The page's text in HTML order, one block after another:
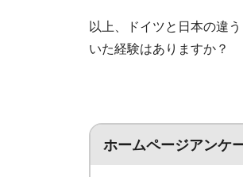
以上、ドイツと日本の違
いた経験はありますか？
ホームページアンケ